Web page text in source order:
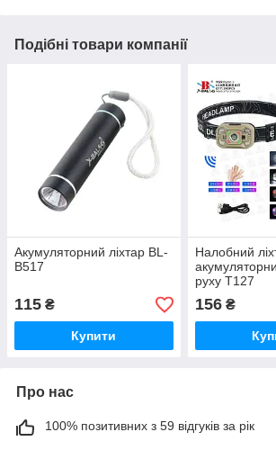
Подібні товари компанії
Акумуляторний ліхтар BL-
B517
115 ₴
Купити
Налобний
руху T127
156₴
Про нас
100% позитивних з 59 відгуків за рік